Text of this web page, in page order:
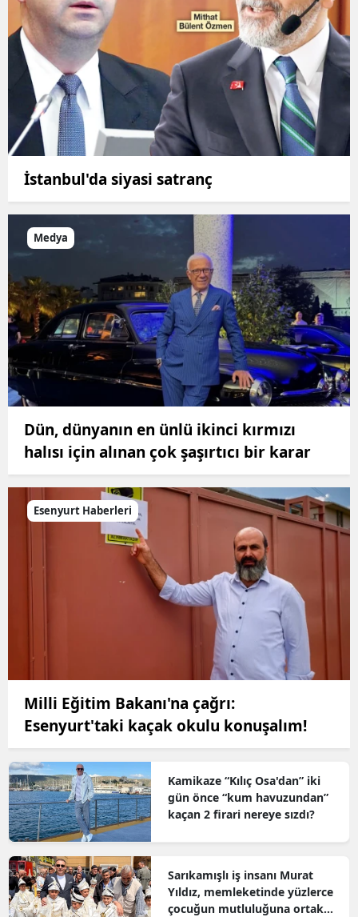
İstanbul'da siyasi satranç
Medya
Dün, dünyanın en ünlü ikinci kırmızı
halısı için alınan çok şaşırtıcı bir karar
Esenyurt Haberleri
Milli Eğitim Bakanı'na çağrı:
Esenyurt'taki kaçak okulu konuşalım!
Kamikaze “Kılıç Osa'dan” iki
gün önce “kum havuzundan”
kaçan 2 firari nereye sızdı?
Sarıkamışlı iş insanı Murat
Yıldız, memleketinde yüzlerce
çocuğun mutluluğuna ortak